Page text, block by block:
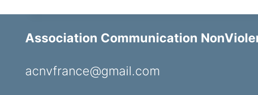
Association Communication
acnvfrance@gmail.com